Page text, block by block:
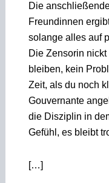
Die
Freundinnen
solange alles auf
Die Zensorin nickt
bleiben, kein
Zeit, als du noch
Gouvernante
die Disziplin in
Gefühl, es bleibt
[…]